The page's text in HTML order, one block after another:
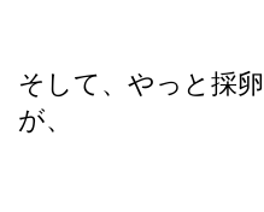
そして、やっと採
が、